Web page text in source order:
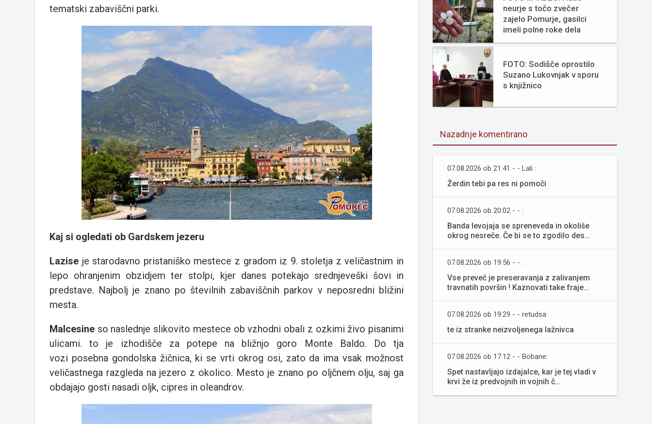
tematski zabaviščni parki.
Kaj si ogledati ob Gardskem jezeru
Lazise je starodavno pristaniško mestece z gradom iz 9. stoletja z veličastnim in
lepo ohranjenim obzidjem ter stolpi, kjer danes potekajo srednjeveški šovi in
predstave. Najbolj je znano po številnih zabaviščnih parkov v neposredni bližini
mesta.
Malcesine so naslednje slikovito mestece ob vzhodni obali z ozkimi živo pisanimi
ulicami. to je izhodišče za potepe na bližnjo goro Monte Baldo. Do tja
vozi posebna gondolska žičnica, ki se vrti okrog osi, zato da ima vsak možnost
veličastnega razgleda na jezero z okolico. Mesto je znano po oljčnem olju, saj ga
obdajajo gosti nasadi oljk, cipres in oleandrov.
neurje s točo zvečer
zajelo Pomurje, gasilci
imeli polne roke dela
FOTO: Sodišče oprostilo
Suzano Lukovnjak v sporu
s knjižnico
Nazadnje komentirano
07.08.2026 ob 21:41 - - Lali :
Žerdin tebi pa res ni pomoči
07.08.2026 ob 20:02 - - :
Banda levojaja se spreneveda in okoliše
okrog nesreče. Če bi se to zgodilo des...
07.08.2026 ob 19:56 - - :
Vse preveč je preseravanja z zalivanjem
travnatih površin ! Kaznovati take fraje...
07.08.2026 ob 19:29 - - retudsa:
te iz stranke neizvoljenega lažnivca
07.08.2026 ob 17:12 - - Bobane:
Spet nastavljajo izdajalce, kar je tej vladi v
krvi že iz predvojnih in vojnih č...